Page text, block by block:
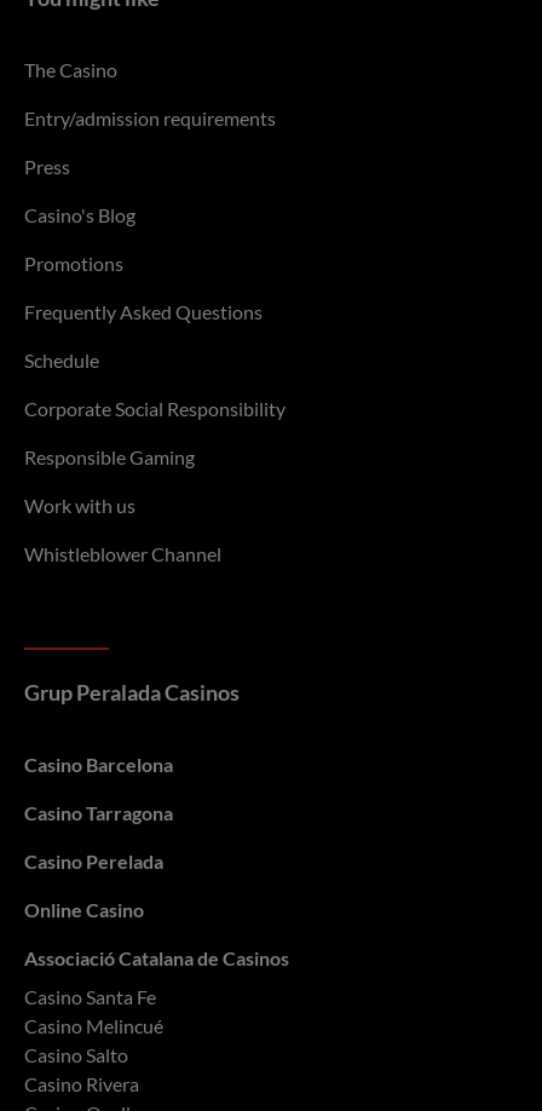
The Casino
Entry/admission requirements
Press
Casino's Blog
Promotions
Frequently Asked Questions
Schedule
Corporate Social Responsibility
Responsible Gaming
Work with us
Whistleblower Channel
Grup Peralada Casinos
Casino Barcelona
Casino Tarragona
Casino Perelada
Online Casino
Associació Catalana de Casinos
Casino Santa Fe
Casino Melincué
Casino Salto
Casino Rivera